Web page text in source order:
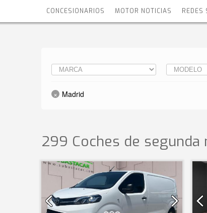
CONCESIONARIOS MOTOR NOTICIAS REDES
Madrid
299 Coches de segunda